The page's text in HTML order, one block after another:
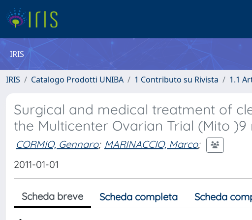
IRIS
IRIS Catalogo Prodotti UNIBA 1 Contributo su Rivista 1.1
Surgical and medical treatment of
the Multicenter Ovarian Trial (Mito
CORMIO, Gennaro; MARINACCIO, Marco;
2011-01-01
Scheda breve Scheda completa Scheda